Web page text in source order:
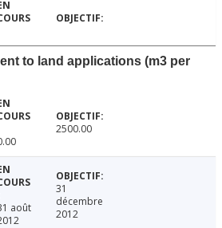
to land applications (m3 per
2500.00
août
31
décembre
2012